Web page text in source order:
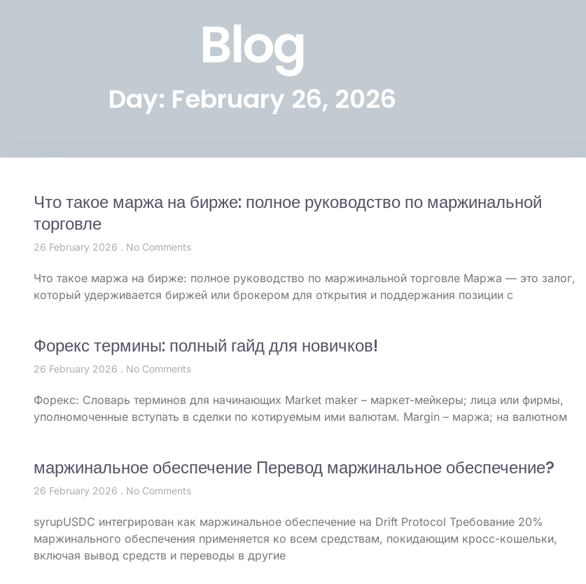
Blog
Day: February 26, 2026
Что такое маржа на бирже: полное руководство по маржинальной
торговле
26 February 2026 No Comments
Что такое маржа на бирже: полное руководство по маржинальной торговле Маржа — это залог,
который удерживается биржей или брокером для открытия и поддержания позиции с
Форекс термины: полный гайд для новичков!
26 February 2026 No Comments
Форекс: Словарь терминов для начинающих Market maker – маркет-мейкеры; лица или фирмы,
уполномоченные вступать в сделки по котируемым ими валютам. Margin – маржа; на валютном
маржинальное обеспечение Перевод маржинальное обеспечение?
26 February 2026 No Comments
syrupUSDC интегрирован как маржинальное обеспечение на Drift Protocol Требование 20%
маржинального обеспечения применяется ко всем средствам, покидающим кросс-кошельки,
включая вывод средств и переводы в другие